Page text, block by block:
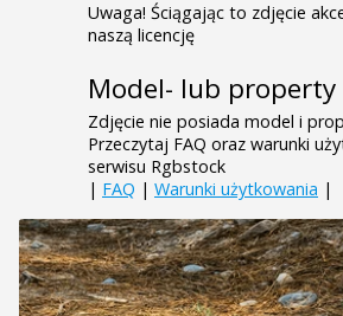
Uwaga! Ściągając to zdjęcie
naszą licencję
Model- lub property
Zdjęcie nie posiada model i
Przeczytaj FAQ oraz warunki
serwisu Rgbstock
| FAQ | Warunki użytkowania |